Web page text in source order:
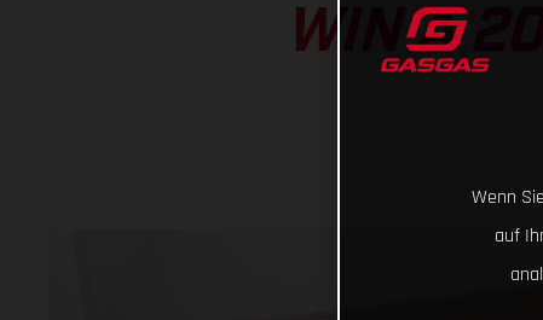
WIN A
Wenn
auf